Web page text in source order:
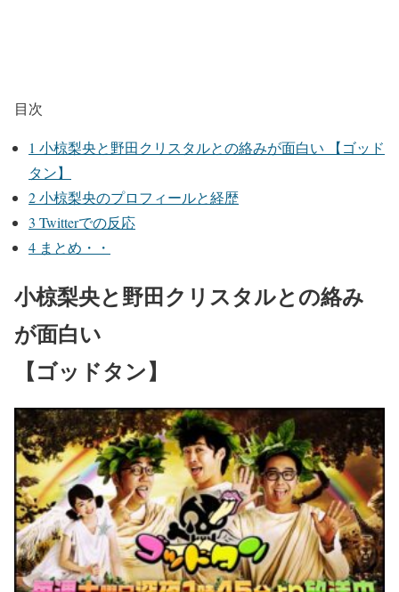
目次
1 小椋梨央と野田クリスタルとの絡みが面白い 【ゴッド
タン】
2小椋梨央のプロフィールと経歴
3 Twitterでの反応
4 まとめ・・
小椋梨央と野田クリスタルとの絡み
が面白い
【ゴッドタン】